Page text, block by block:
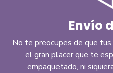
Envío
No te preocupes de que
el gran placer que te
empaquetado, ni